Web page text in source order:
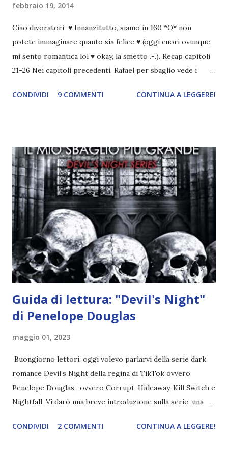
febbraio 19, 2014
Ciao divoratori ♥ Innanzitutto, siamo in 160 *O* non
potete immaginare quanto sia felice ♥ (oggi cuori ovunque,
mi sento romantica lol ♥ okay, la smetto .-.). Recap capitoli
21-26 Nei capitoli precedenti, Rafael per sbaglio vede i
incontrano e Hesediel mostra loro come combattere i puri.
angelo puro, Elemiah. Ma, a differenza di cosa pensano,
l'angelo non ha intenzione di fare una strage, piuttosto è lì
per avvertili che Mikael non è più "l'angelo puro" che
credono e che potrebbe aver ucciso altri mezzi angeli, tipo
Rafael. A quelle parole, Haniel seguito da altri ibridi, si reca
nell'appartamento, senza risultati. Infine cercano nella
chiesetta. Lì trovano Rafael alle prese con gli angeli puri,
ma questa volta ...
CONDIVIDI 9 COMMENTI CONTINUA A LEGGERE!
Guida di lettura: "Devil's Night"
di Penelope Douglas
maggio 01, 2023
Buongiorno lettori, oggi volevo parlarvi della serie dark
romance Devil’s Night della regina di TikTok ovvero
Penelope Douglas , ovvero Corrupt, Hideaway, Kill Switch e
Nightfall. Vi darò una breve introduzione sulla serie, una
e anche un breve commento sui libri singoli. I libri sono in
CONDIVIDI 2 COMMENTI CONTINUA A LEGGERE!